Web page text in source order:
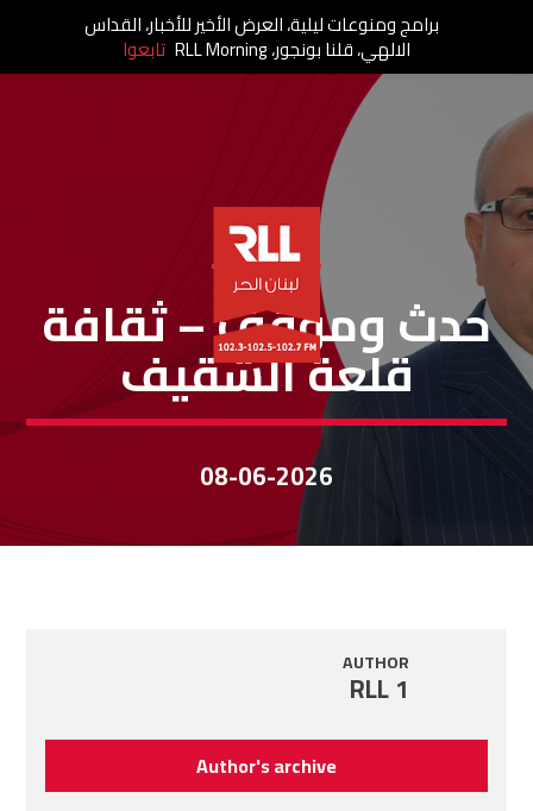
حَدَثٌ ومَوقِف
حدث وموقف – ثقافة
قلعة الشقيف
08-06-2026
AUTHOR
RLL 1
Author's archive
برامج ومنوعات ليلية، العرض الأخير للأخبار، القداس
الالهي، قلنا بونجور، RLL Morning تابعوا